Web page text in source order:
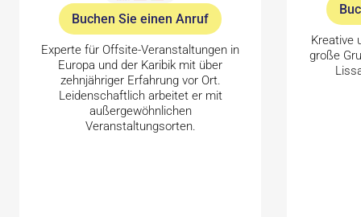
Buchen Sie einen Anruf
Experte für Offsite-Veranstaltungen in
Europa und der Karibik mit über
zehnjähriger Erfahrung vor Ort.
Leidenschaftlich arbeitet er mit
außergewöhnlichen
Veranstaltungsorten.
Kreative
große